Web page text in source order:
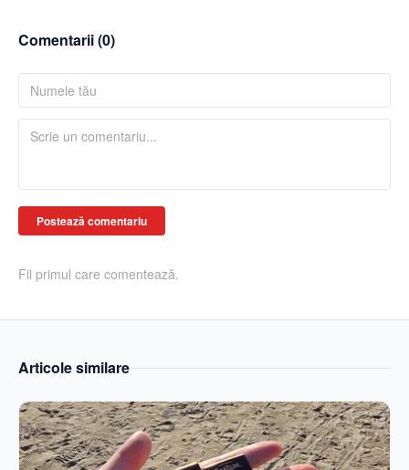
Comentarii (0)
Postează comentariu
Fii primul care comentează.
Articole similare